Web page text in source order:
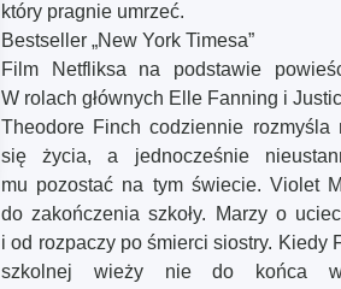
który pragnie umrzeć.
Bestseller „New York Timesa”
Film Netfliksa na podstawie
W rolach głównych Elle Fanning i
Theodore Finch codziennie
się życia, a jednocześnie
mu pozostać na tym świecie. Violet
do zakończenia szkoły. Marzy o
i od rozpaczy po śmierci siostry. Kiedy
szkolnej wieży nie do końca